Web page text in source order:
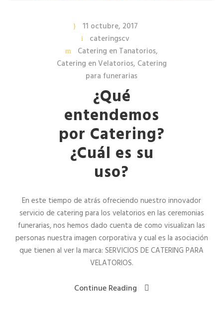
11 octubre, 2017
cateringscv
Catering en Tanatorios,
Catering en Velatorios, Catering
para funerarias
¿Qué
entendemos
por Catering?
¿Cuál es su
uso?
En este tiempo de atrás ofreciendo nuestro innovador
servicio de catering para los velatorios en las ceremonias
funerarias, nos hemos dado cuenta de como visualizan las
personas nuestra imagen corporativa y cual es la asociación
que tienen al ver la marca: SERVICIOS DE CATERING PARA
VELATORIOS.
Continue Reading